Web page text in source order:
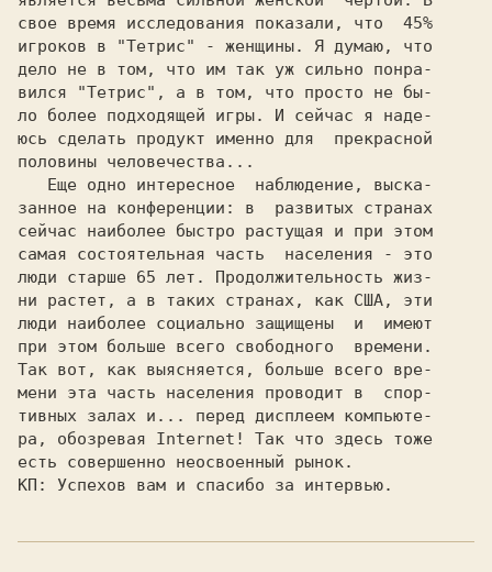
свое время исследования показали, что  45%
игроков в "Тетрис" - женщины. Я думаю, что
дело не в том, что им так уж сильно понра-
вился "Тетрис", а в том, что просто не бы-
ло более подходящей игры. И сейчас я наде-
юсь сделать продукт именно для  прекрасной
половины человечества...
занное на конференции: в  развитых странах
сейчас наиболее быстро растущая и при этом
самая состоятельная часть  населения - это
люди старше 65 лет. Продолжительность жиз-
ни растет, а в таких странах, как США, эти
люди наиболее социально защищены  и  имеют
при этом больше всего свободного  времени.
Так вот, как выясняется, больше всего вре-
мени эта часть населения проводит в  спор-
тивных залах и... перед дисплеем компьюте-
ра, обозревая Internet! Так что здесь тоже
КП: Успехов вам и спасибо за интервью.